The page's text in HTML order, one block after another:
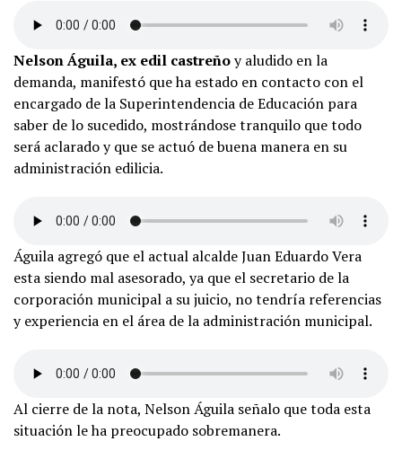
Nelson Águila, ex edil castreñoy aludido en la
demanda, manifestó que ha estado en contacto con el
encargado de la Superintendencia de Educación para
saber de lo sucedido, mostrándose tranquilo que todo
será aclarado y que se actuó de buena manera en su
administración edilicia.
Águila agregó que el actual alcalde Juan Eduardo Vera
esta siendo mal asesorado, ya que el secretario de la
corporación municipal a su juicio, no tendría referencias
y experiencia en el área de la administración municipal.
Al cierre de la nota, Nelson Águila señalo que toda esta
situación le ha preocupado sobremanera.